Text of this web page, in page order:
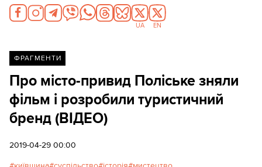
UA EN
ФРАГМЕНТИ
Про місто-привид Поліське зняли
фільм і розробили туристичний
бренд (ВІДЕО)
2019-04-29 00:00